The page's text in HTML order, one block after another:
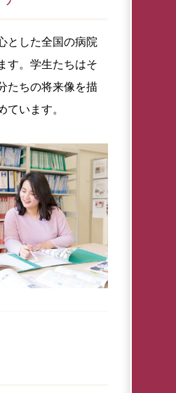
とした全国の病院
す。学生たちはそ
たちの将来像を描
ています。